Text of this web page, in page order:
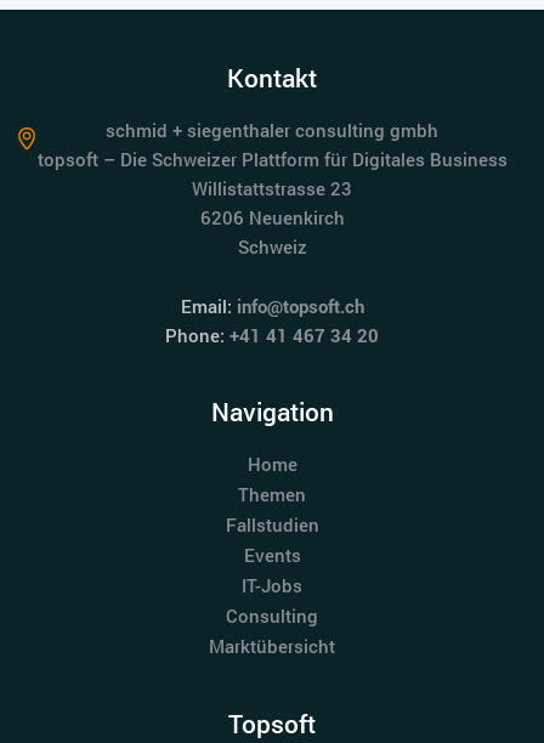
Kontakt
schmid + siegenthaler consulting gmbh
topsoft – Die Schweizer Plattform für Digitales Business
Willistattstrasse 23
6206 Neuenkirch
Schweiz
Email: info@topsoft.ch
Phone: +41 41 467 34 20
Navigation
Home
Themen
Fallstudien
Events
IT-Jobs
Consulting
Marktübersicht
Topsoft